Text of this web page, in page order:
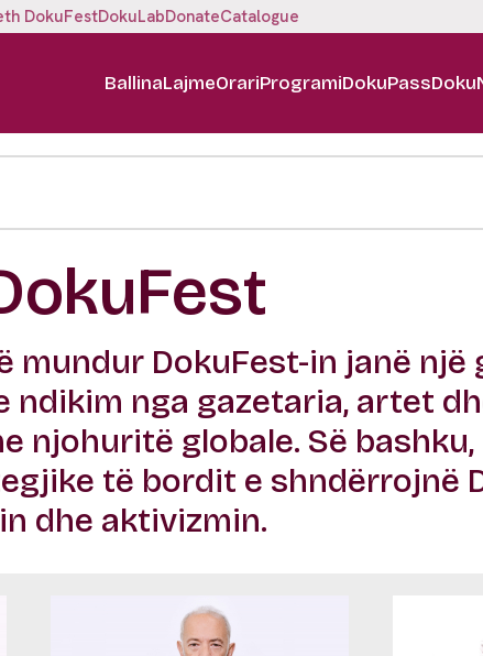
DokuFestDokuLabDonateCatalogue
BallinaLajmeOrariProgramiDokuPass
mundur DokuFest-in janë
ndikim nga gazetaria, artet
njohuritë globale. Së
të bordit e shndërrojnë
dhe aktivizmin.